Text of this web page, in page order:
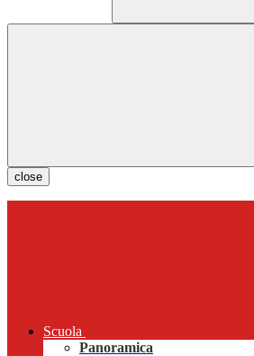
close
Scuola
Panoramica